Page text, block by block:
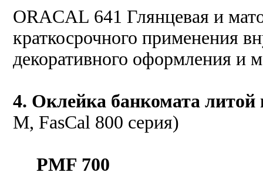
ORACAL 641 Глянцевая и
краткосрочного применения
декоративного оформления и
4. Оклейка банкомата литой
М, FasCal 800 серия)
PMF 700